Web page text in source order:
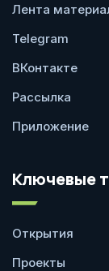
Лента
Telegram
ВКонтакте
Рассылка
Приложение
Ключевые
Открытия
Проекты